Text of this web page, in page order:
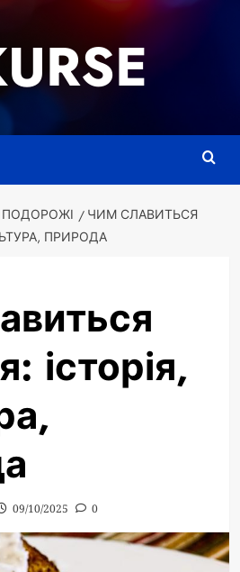
ПОДОРОЖІ
ЧИМ СЛАВИТЬСЯ
ПРИРОДА
історія,
09/10/2025 0